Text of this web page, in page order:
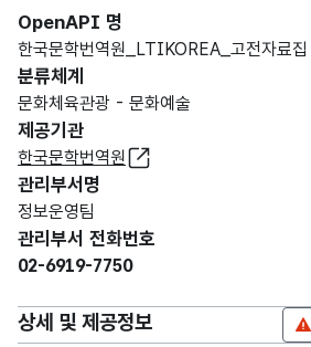
OpenAPI 명
한국문학번역원_LTIKOREA_고전자료집
분류체계
문화체육관광 - 문화예술
제공기관
한국문학번역원
관리부서명
정보운영팀
관리부서 전화번호
02-6919-7750
상세 및 제공정보